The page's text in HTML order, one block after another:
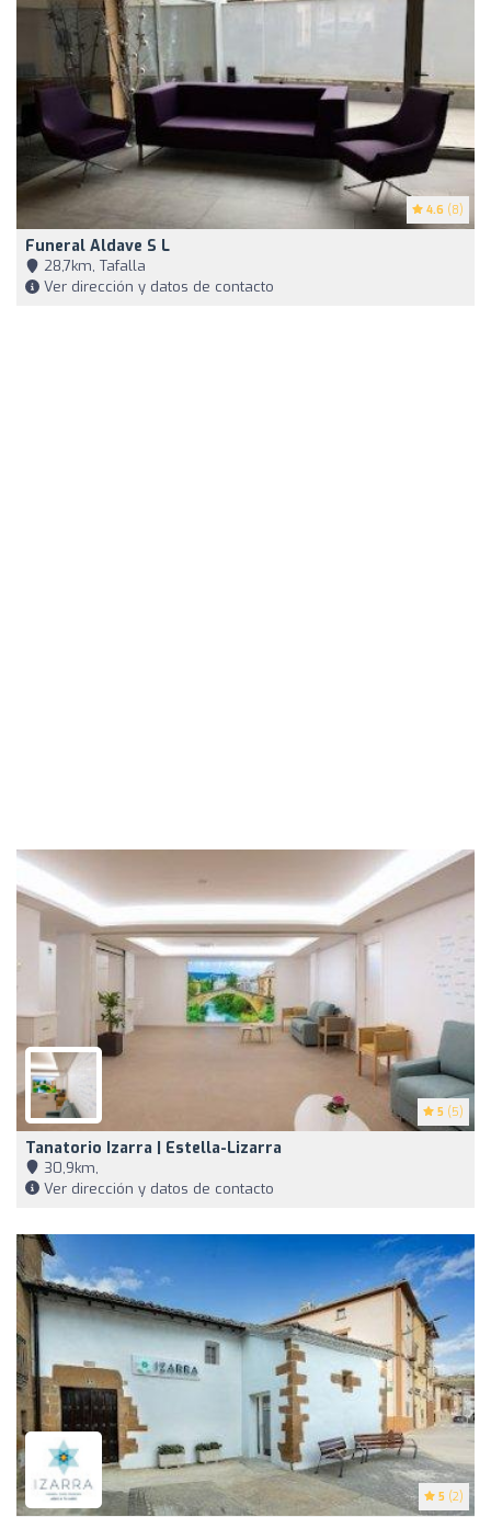
4.6 (8)
Funeral Aldave S L
28,7km, Tafalla
Ver dirección y datos de contacto
5 (5)
Tanatorio Izarra | Estella-Lizarra
30,9km,
Ver dirección y datos de contacto
5 (2)